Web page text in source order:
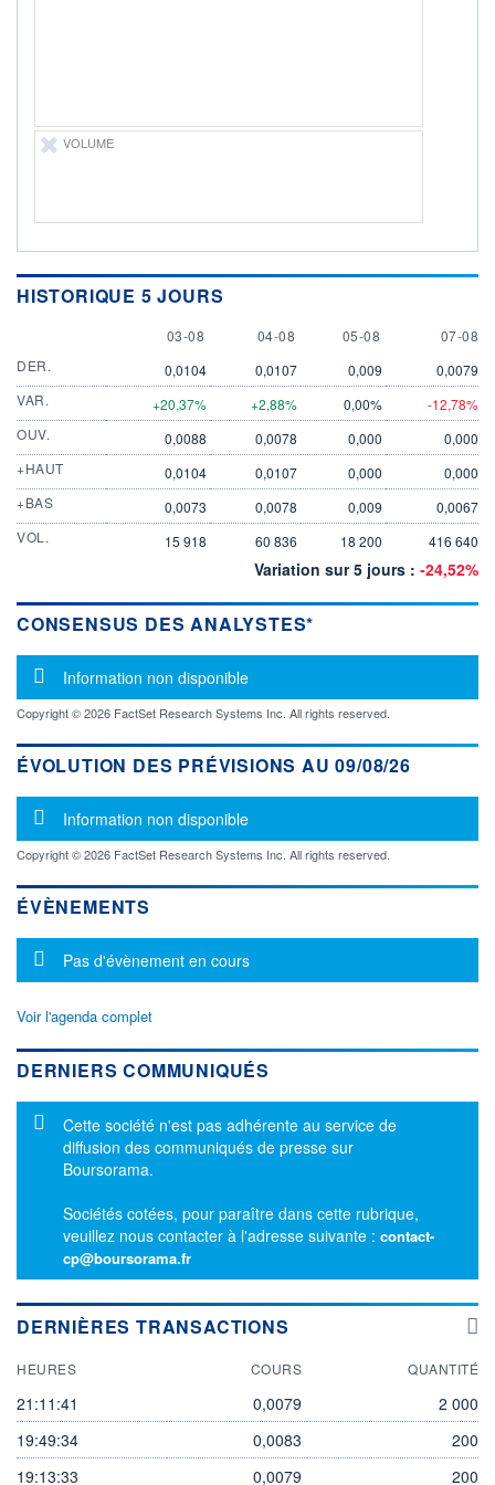
DERNIER
ÉCHANGE
Non éligible
VOLUME
HISTORIQUE 5 JOURS
3 AUGUST
03-08 4 AUGUST
04-08 5 AUGUST
05-08 7
07-08
DER.
0,0104 0,0107 0,009
0,0079
VAR.
+20,37% +2,88% 0,00%
-12,78%
OUV.
0,0088 0,0078 0,000
0,000
+HAUT
0,0104 0,0107 0,000
0,000
+BAS
0,0073 0,0078 0,009
0,0067
VOL.
15 918 60 836 18 200 416 640
Variation sur 5 jours : -24,52%
CONSENSUS DES ANALYSTES*
Message d'information
Information non disponible
Copyright © 2026 FactSet Research Systems Inc. All rights reserved.
ÉVOLUTION DES PRÉVISIONS AU 09/08/26
Message d'information
Information non disponible
Copyright © 2026 FactSet Research Systems Inc. All rights reserved.
ÉVÈNEMENTS
Message d'information
Pas d'évènement en cours
Voir l'agenda complet
DERNIERS COMMUNIQUÉS
Message d'information
Cette société n'est pas adhérente au service de
diffusion des communiqués de presse sur
Boursorama.
Sociétés cotées, pour paraître dans cette rubrique,
veuillez nous contacter à l'adresse suivante : contact-
cp@boursorama.fr
DERNIÈRES TRANSACTIONS
HEURES COURS QUANTITÉ
21:11:41 0,0079
2 000
19:49:34
0,0083
200
19:13:33
0,0079 200